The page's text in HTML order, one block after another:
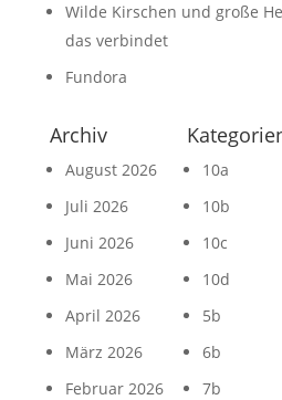
Wilde Kirschen und große
das verbindet
Fundora
Archiv
August 2026
Juli 2026
Juni 2026
Mai 2026
April 2026
März 2026
Februar 2026
10a
10b
10c
10d
5b
6b
7b